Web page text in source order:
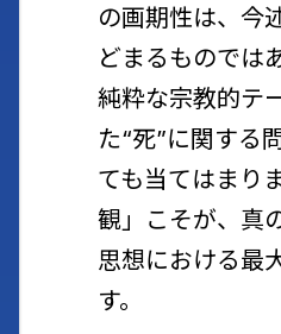
の画期性は、今
どまるものでは
純粋な宗教的テ
た“死”に関する
ても当てはまり
観」こそが、真
思想における最
す。